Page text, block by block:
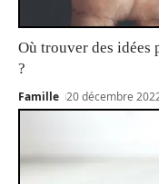
Où trouver des idées
?
Famille 20 décembre